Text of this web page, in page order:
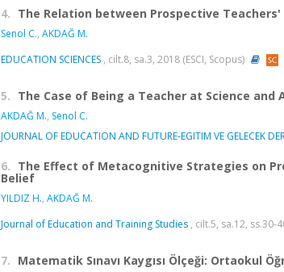
4. The Relation between Prospective
Senol C., AKDAĞ M.
EDUCATION SCIENCES , cilt.8, sa.3, 2018 (ESCI, Scopus)
5. The Case of Being a Teacher at Science
AKDAĞ M., Senol C.
JOURNAL OF EDUCATION AND FUTURE-EGITIM VE GELECEK
6. The Effect of Metacognitive Strategies on
Belief
YILDIZ H., AKDAĞ M.
Journal of Education and Training Studies , cilt.5, sa.12, ss.30-
7. Matematik Sınavı Kaygısı Ölçeği: Ortaokul